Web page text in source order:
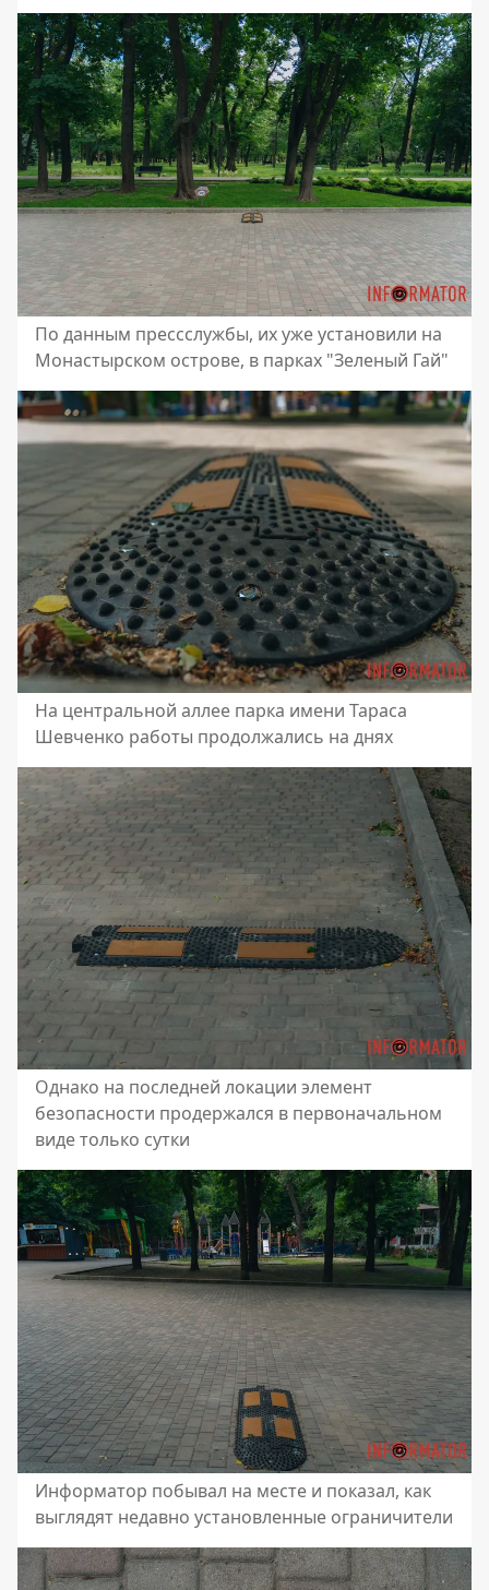
По данным прессслужбы, их уже установили на
Монастырском острове, в парках "Зеленый Гай"
На центральной аллее парка имени Тараса
Шевченко работы продолжались на днях
Однако на последней локации элемент
безопасности продержался в первоначальном
виде только сутки
Информатор побывал на месте и показал, как
выглядят недавно установленные ограничители